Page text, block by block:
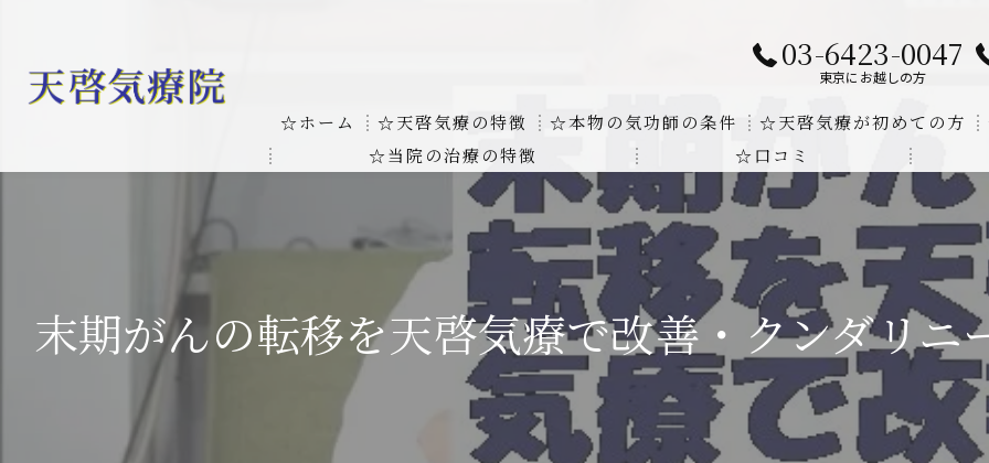
03-6423-0047
東京にお越しの方
☆ホーム ☆天啓気療の特徴
お客様の質問に対する回答
天啓気療に関する書籍
本物の気功師にも優るサイ能力の凄さ
気功治療や療法と天啓気療の違い
☆本物の気功師の条件
クンダリニーの上昇でチャクラの覚醒
☆天啓気療が初めての方
☆当院の治療の特徴
線維筋痛症が天啓気療により奇跡的な寛解
難病の疾患
難病治療に革命チャクラ覚醒サイ能力
☆口コミ
末期がんの転移を天啓気療で改善・クンダリニ